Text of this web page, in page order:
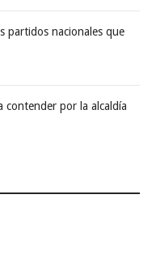
partidos nacionales que
contender por la alcaldía